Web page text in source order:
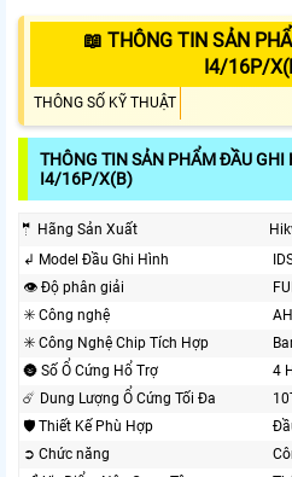
📖 THÔNG TIN SẢN
I4/16P/
THÔNG SỐ KỸ THUẬT
THÔNG TIN SẢN PHẨM ĐẦU
I4/16P/X(B)
🤵 Hãng Sản Xuất
↲ Model Đầu Ghi Hình
👁 Độ phân giải
✳️ Công nghệ
✳️ Công Nghệ Chip Tích Hợp
🌚 Số Ổ Cứng Hổ Trợ
4
☄️ Dung Lượng Ổ Cứng Tối Đa
🛡 Thiết Kế Phù Hợp
➲ Chức năng